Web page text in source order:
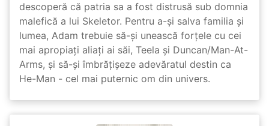
descoperă că patria sa a fost distrusă sub domnia
malefică a lui Skeletor. Pentru a-și salva familia și
lumea, Adam trebuie să-și unească forțele cu cei
mai apropiați aliați ai săi, Teela și Duncan/Man-At-
Arms, și să-și îmbrățișeze adevăratul destin ca
He-Man - cel mai puternic om din univers.